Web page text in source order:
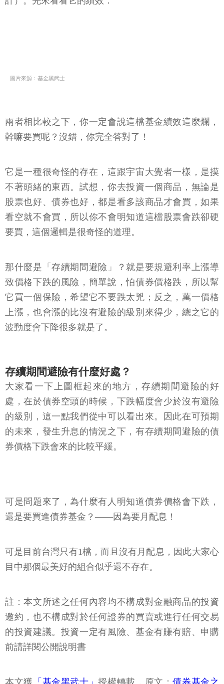
圖片來源：基金黑武士
兩者相比較之下，你一定會說這檔基金績效這麼爛，
幹嘛要買呢？沒錯，你完全答對了！
它是一種很奇怪的存在，這跟宇宙大覺者一樣，是摸
不著頭緒的東西。試想，你去投資一個商品，無論是
股票也好、債券也好，都是看多該商品才會買，如果
看空就不會買，所以你不會明知道這檔股票會跌卻硬
要買，這個邏輯是很奇怪的道理。
那什麼是「存續期間避險」？就是要規避利率上漲導
致價格下跌的風險，簡單說，怕債券價格跌，所以幫
它買一個保險，希望它不要跌太兇；反之，萬一價格
上漲，也會漲的比沒有避險的級別來得少，總之它的
波動度會下降很多就是了。
存續期間避險有什麼好處？
大家看一下上圖框起來的地方，存續期間避險的好
處，在於債券空頭的時候，下跌幅度會少於沒有避險
的級別，這一點我們從中可以看出來。因此在可預期
的未來，發生升息的情況之下，有存續期間避險的債
券價格下跌會來的比較平緩。
可是問題來了，為什麼有人明知道債券價格會下跌，
還是要買進債券基金？——因為要月配息！
可是目前台灣只有1檔，而且沒有月配息，因此大家心
目中那個最美好的組合似乎還不存在。
註：本文所述之任何內容均不構成對金融商品的投資
邀約，也不構成對於任何證券的買賣或進行任何交易
的投資建議。投資一定有風險、基金有賺有賠、申購
前請詳閱公開說明書
本文獲 「基金黑武士」授權轉載，原文：債券基金之